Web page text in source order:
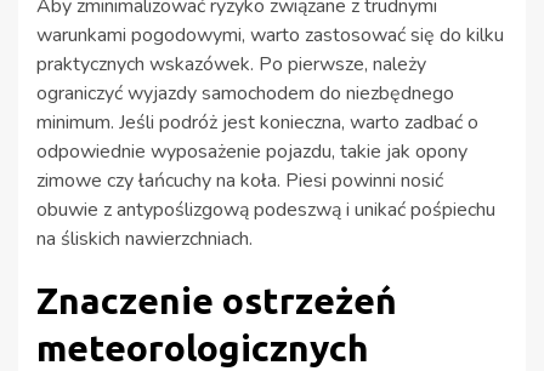
Aby zminimalizować ryzyko związane z trudnymi
warunkami pogodowymi, warto zastosować się do kilku
praktycznych wskazówek. Po pierwsze, należy
ograniczyć wyjazdy samochodem do niezbędnego
minimum. Jeśli podróż jest konieczna, warto zadbać o
odpowiednie wyposażenie pojazdu, takie jak opony
zimowe czy łańcuchy na koła. Piesi powinni nosić
obuwie z antypoślizgową podeszwą i unikać pośpiechu
na śliskich nawierzchniach.
Znaczenie ostrzeżeń
meteorologicznych